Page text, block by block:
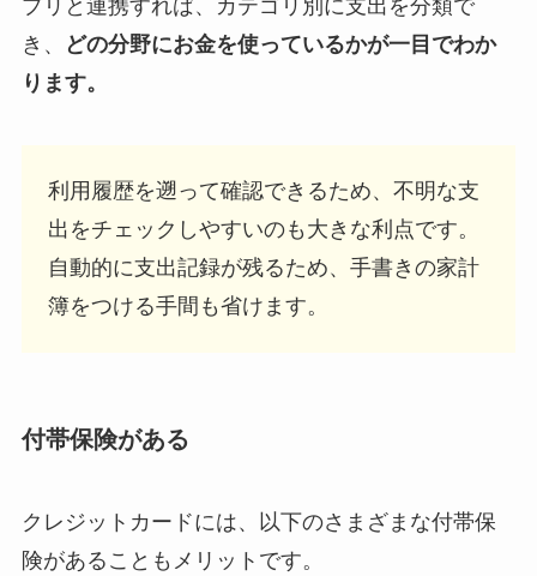
プリと連携すれば、カテゴリ別に支出を分類で
き、
どの分野にお金を使っているかが一目でわか
ります。
利用履歴を遡って確認できるため、不明な支
出をチェックしやすいのも大きな利点です。
自動的に支出記録が残るため、手書きの家計
簿をつける手間も省けます。
付帯保険がある
クレジットカードには、以下のさまざまな付帯保
険があることもメリットです。